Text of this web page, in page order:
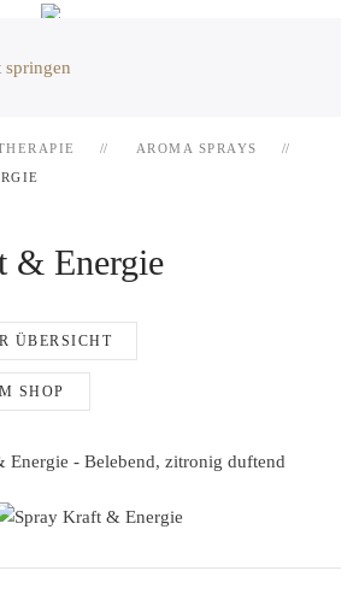
springen
AROMA SPRAYS
& Energie
ÜBERSICHT
SHOP
- Belebend, zitronig duftend